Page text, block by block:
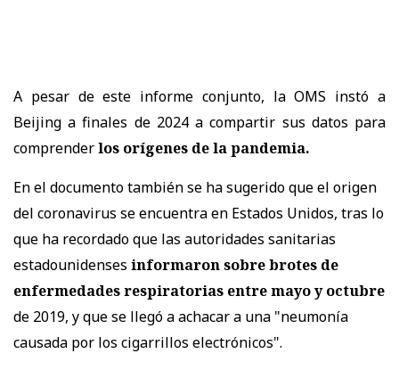
A pesar de este informe conjunto, la OMS instó a
Beijing a finales de 2024 a compartir sus datos para
comprenderlos orígenes de la pandemia.
En el documento también se ha sugerido que el origen
del coronavirus se encuentra en Estados Unidos, tras lo
que ha recordado que las autoridades sanitarias
estadounidenses informaron sobre brotes de
enfermedades respiratorias entre mayo y octubre
de 2019, y que se llegó a achacar a una "neumonía
causada por los cigarrillos electrónicos".